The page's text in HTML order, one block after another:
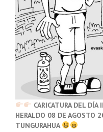
CARICATURA DEL
HERALDO 08 DE AGOSTO
TUNGURAHUA